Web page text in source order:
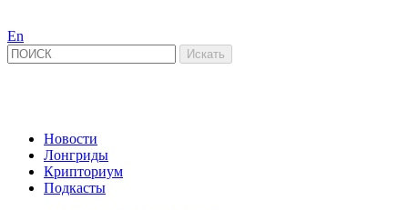
En
Новости
Лонгриды
Крипториум
Подкасты